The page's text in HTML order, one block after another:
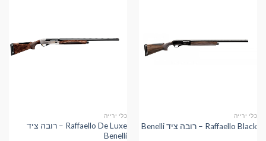
כלי ירייה
Raffaello Black – רובה ציד Benelli
כלי ירייה
Raffaello De Luxe – רובה ציד
Benelli